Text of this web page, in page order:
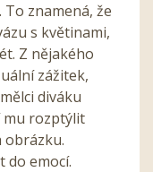
znamená, že
s květinami,
Z nějakého
zážitek,
diváku
mu rozptýlit
obrázku.
do emocí.